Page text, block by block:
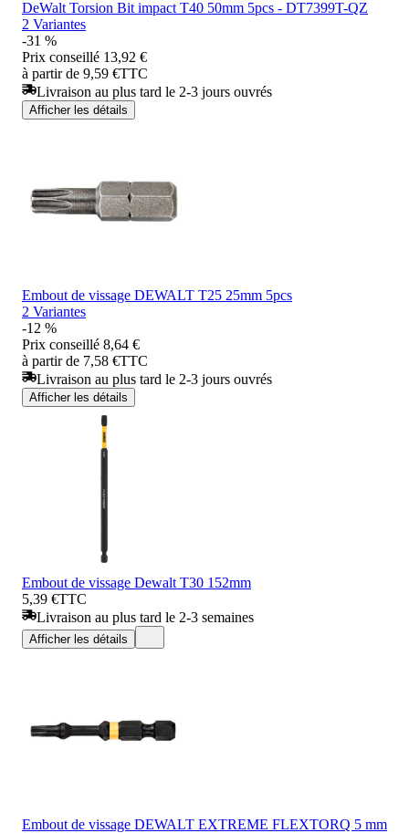
DeWalt Torsion Bit impact T40 50mm 5pcs - DT7399T-QZ
2 Variantes
-31 %
Prix conseillé 13,92 €
à partir de 9,59 €TTC
Livraison au plus tard le 2-3 jours ouvrés
Afficher les détails
Embout de vissage DEWALT T25 25mm 5pcs
2 Variantes
-12 %
Prix conseillé 8,64 €
à partir de 7,58 €TTC
Livraison au plus tard le 2-3 jours ouvrés
Afficher les détails
Embout de vissage Dewalt T30 152mm
5,39 €TTC
Livraison au plus tard le 2-3 semaines
Afficher les détails
Embout de vissage DEWALT EXTREME FLEXTORQ 5 mm